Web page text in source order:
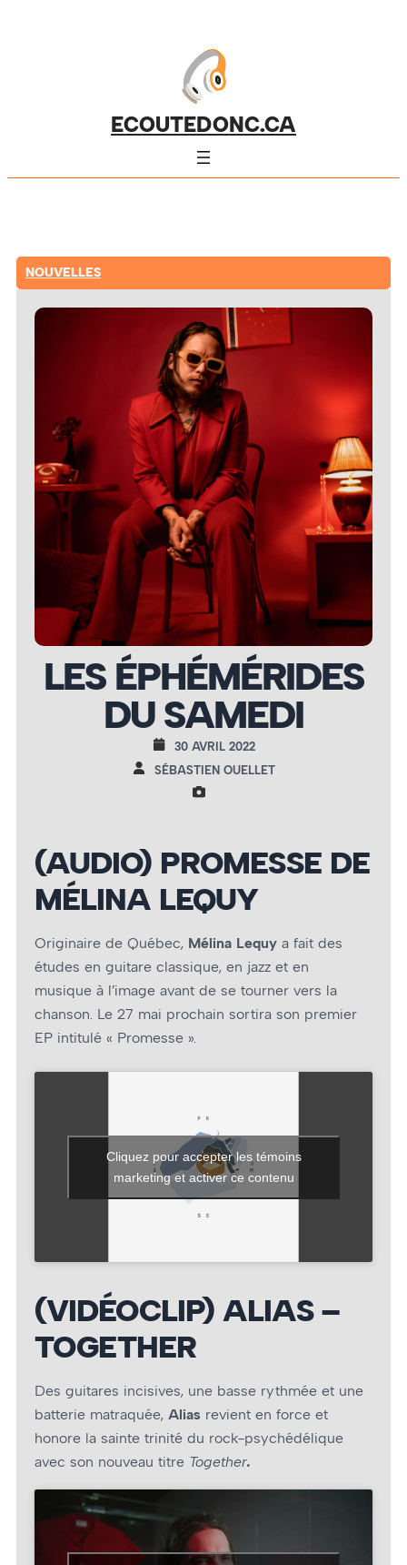
ECOUTEDONC.CA
NOUVELLES
LES ÉPHÉMÉRIDES
DU SAMEDI
30 AVRIL 2022
SÉBASTIEN OUELLET
(AUDIO) PROMESSE DE
MÉLINA LEQUY
Originaire de Québec, Mélina Lequy a fait des
études en guitare classique, en jazz et en
musique à l’image avant de se tourner vers la
chanson. Le 27 mai prochain sortira son premier
EP intitulé « Promesse ».
Cliquez pour accepter les témoins
marketing et activer ce contenu
(VIDÉOCLIP) ALIAS –
TOGETHER
Des guitares incisives, une basse rythmée et une
batterie matraquée, Alias revient en force et
honore la sainte trinité du rock-psychédélique
avec son nouveau titre Together.